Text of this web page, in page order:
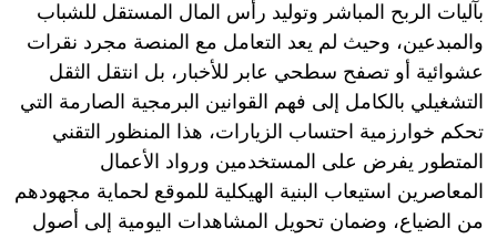
بآليات الربح المباشر وتوليد رأس المال المستقل للشباب
والمبدعين، وحيث لم يعد التعامل مع المنصة مجرد نقرات
عشوائية أو تصفح سطحي عابر للأخبار، بل انتقل الثقل
التشغيلي بالكامل إلى فهم القوانين البرمجية الصارمة التي
تحكم خوارزمية احتساب الزيارات، هذا المنظور التقني
المتطور يفرض على المستخدمين ورواد الأعمال
المعاصرين استيعاب البنية الهيكلية للموقع لحماية مجهودهم
من الضياع، وضمان تحويل المشاهدات اليومية إلى أصول